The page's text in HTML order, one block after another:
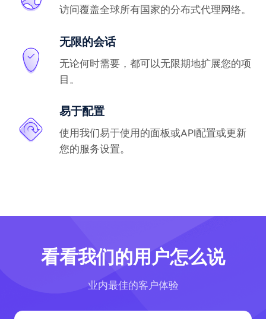
访问覆盖全球所有国家的分布式代理网络。
无限的会话
无论何时需要，都可以无限期地扩展您的项
目。
易于配置
使用我们易于使用的面板或API配置或更新
您的服务设置。
看看我们的用户怎么说
业内最佳的客户体验